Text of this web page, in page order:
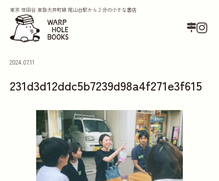
東京 世田谷 東急大井町線 尾山台駅から２分の小さな書店
2024.07.11
231d3d12ddc5b7239d98a4f271e3f615